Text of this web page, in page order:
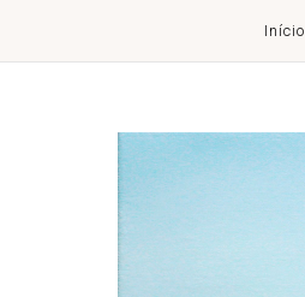
Início